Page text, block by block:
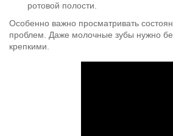
ротовой полости.
Особенно важно просматривать
проблем. Даже молочные зубы нужно
крепкими.